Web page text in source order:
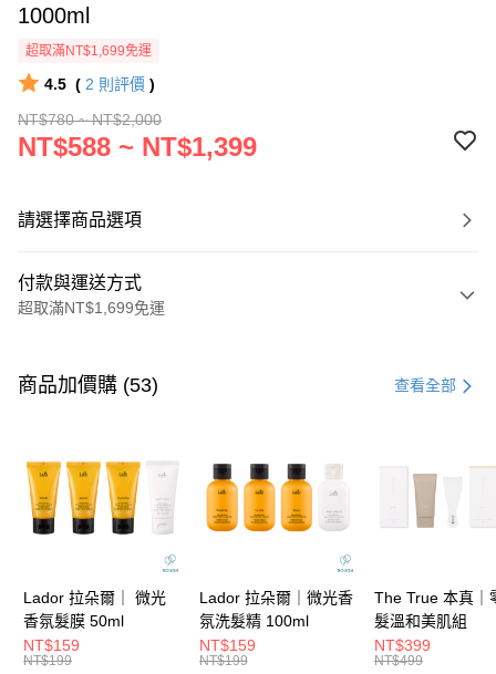
1000ml
超取滿NT$1,699免運
4.5 ( 2 則評價 )
NT$780 ~ NT$2,000
NT$588 ~ NT$1,399
請選擇商品選項
付款與運送方式
超取滿NT$1,699免運
信用卡一次付款
3 期 0 利率 每期NT$196
合作金庫商業銀行
第一商業銀行
華南商業銀行
彰化商業銀行
兆豐國際商業銀行
臺灣中小企業銀行
台中商業銀行
匯豐（台灣）商業銀行
華泰商業銀行
聯邦商業銀行
元大商業銀行
6 期 0 利率 每期 NT$98 21家銀行
合作金庫商業銀行
第一商業銀行
台北富邦商業銀行
國泰世華商業銀行
兆豐國際商業銀行
臺灣中小企業銀行
台中商業銀行
匯豐（台灣）商業銀行
聯邦商業銀行
超商取貨付款
Apple Pay
街口支付
商品加價購 (53) 查看全部
Lador 拉朵爾｜ 微光
香氛髮膜 50ml
NT$159
NT$199
Lador 拉朵爾｜微光香
氛洗髮精 100ml
NT$159
NT$199
The True 本真｜
髮溫和美肌組
NT$399
NT$499